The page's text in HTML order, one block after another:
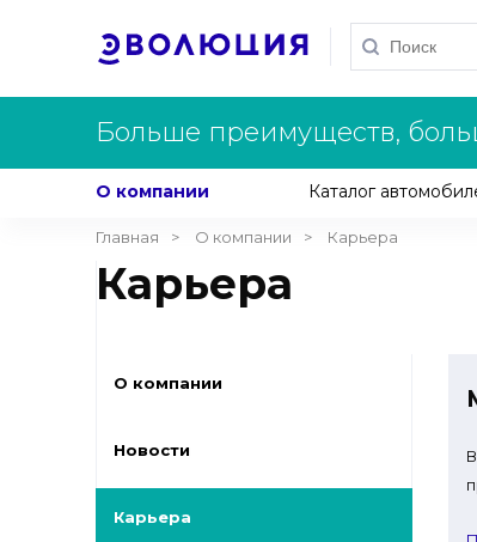
Больше преимуществ,
О компании Каталог
Главная О компании Карьера
Карьера
О компании
Новости
Карьера